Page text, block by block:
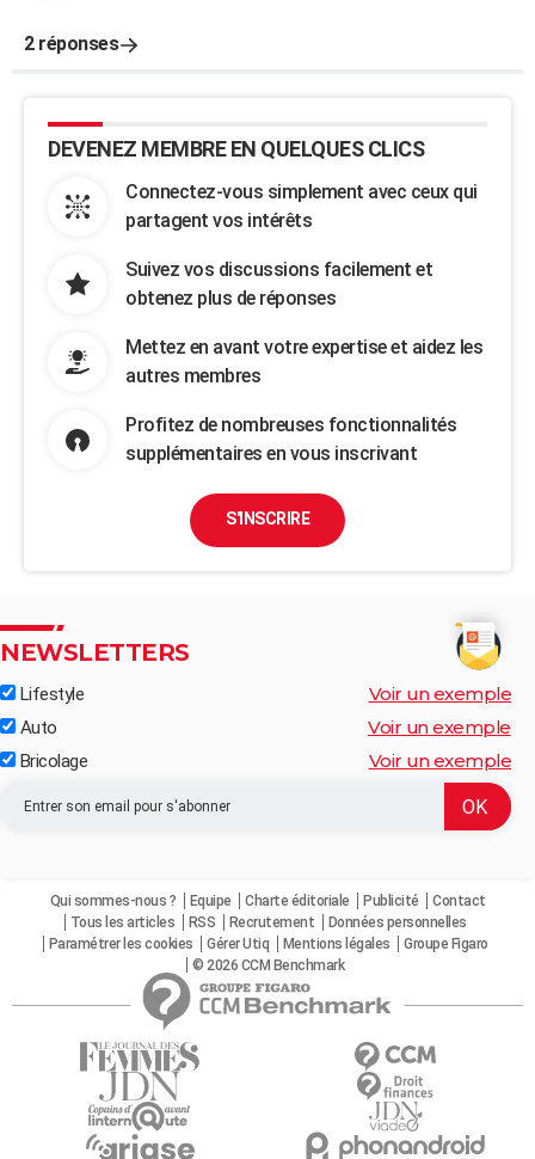
2 réponses
DEVENEZ MEMBRE EN QUELQUES CLICS
Connectez-vous simplement avec ceux qui
partagent vos intérêts
Suivez vos discussions facilement et
obtenez plus de réponses
Mettez en avant votre expertise et aidez les
autres membres
Profitez de nombreuses fonctionnalités
supplémentaires en vous inscrivant
S'INSCRIRE
NEWSLETTERS
Lifestyle Voir un exemple
Auto Voir un exemple
Bricolage Voir un exemple
Qui sommes-nous ? Equipe Charte éditoriale Publicité
Contact
Tous les articles
RSS Recrutement
Données personnelles
Paramétrer les cookies
Gérer Utiq Mentions légales
Groupe Figaro
© 2026 CCM Benchmark